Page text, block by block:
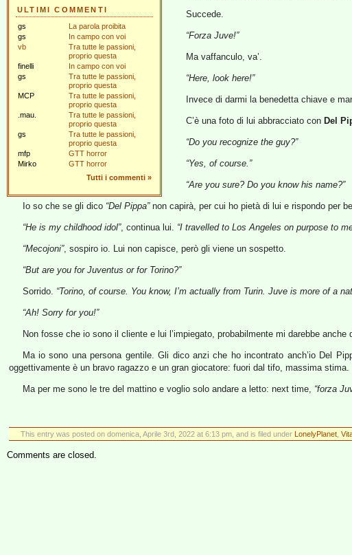
ULTIMI COMMENTI
gs
La parola proibita
gs
In campo con voi
vb
Tra tutte le passioni,
proprio questa
finelli
In campo con voi
gs
Tra tutte le passioni,
proprio questa
MCP
Tra tutte le passioni,
proprio questa
.mau.
Tra tutte le passioni,
proprio questa
gs
Tra tutte le passioni,
proprio questa
mfp
GTT horror
Mirko
GTT horror
Tutti i commenti »
Succede.
“Forza Juve!”
Ma vaffanculo, va’.
“Here, look here!”
Invece di darmi la benedetta chiave e
C’è una foto di lui abbracciato con Del
“Do you recognize the guy?”
“Yes, of course.”
“Are you sure? Do you know his name?”
Io so che se gli dico “Del Pippa”non capirà, per cui ho pietà di lui e rispondo per
“He is my childhood idol”, continua lui. “I travelled to Los Angeles on purpose to
“Mecojoni”, sospiro io. Lui non capisce, però gli viene un sospetto.
“But are you for Juventus or for Torino?”
Sorrido. “Torino, of course. You know, I’m actually from Turin. Juve is more of a
“Ah! Sorry for you!”
Non fosse che io sono il cliente e lui l’impiegato, probabilmente mi darebbe anche
Ma io sono una persona gentile. Gli dico anzi che ho incontrato anch’io Del
oggettivamente è un bravo ragazzo e un gran giocatore: fuori dal tifo, massima stima.
Ma per me sono le tre del mattino e voglio solo andare a letto: next time, “forza
This entry was posted on domenica, Aprile 3rd, 2022 at 6:13 pm, and is filed under LonelyPlanet,
Comments are closed.